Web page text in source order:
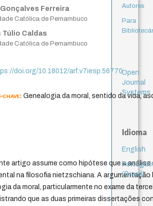
Ferreira
Católica de Pernambuco
Túlio Caldas
Católica de Pernambuco
doi.org/10.18012/arf.v7iesp.56770
chave:Genealogia da moral, sentido da vida,
artigo assume como hipótese que a análise
na filosofia nietzschiana. A
da moral, particularmente no exame da
que as duas primeiras dissertações
Autores
Para
Open
Journal
Systems
Idioma
English
(Brasil)